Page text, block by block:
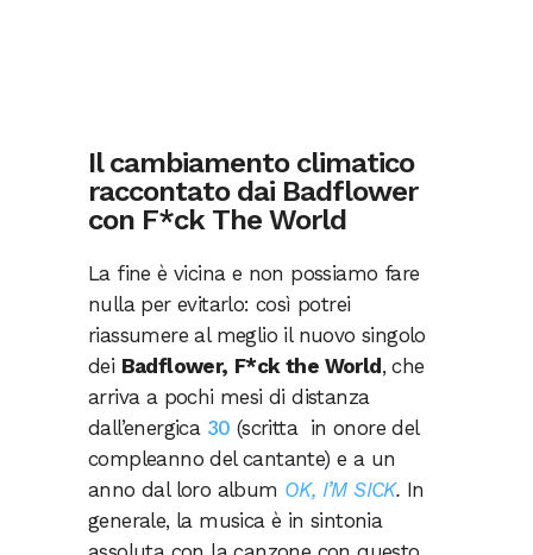
Il cambiamento climatico
raccontato dai Badflower
con F*ck The World
La fine è vicina e non possiamo fare
nulla per evitarlo: così potrei
riassumere al meglio il nuovo singolo
dei Badflower, F*ck the World , che
arriva a pochi mesi di distanza
dall’energica 30 (scritta in onore del
compleanno del cantante) e a un
anno dal loro album OK, I’M SICK. In
generale, la musica è in sintonia